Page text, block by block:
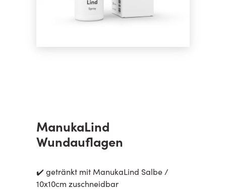
ManukaLind
Wundauflagen
✔️ getränkt mit ManukaLind Salbe /
10x10cm zuschneidbar